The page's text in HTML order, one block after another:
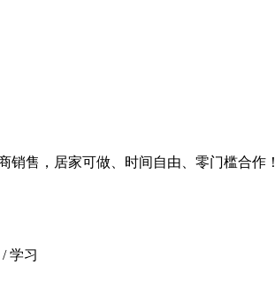
售，居家可做、时间自由、零门槛合作！
学习